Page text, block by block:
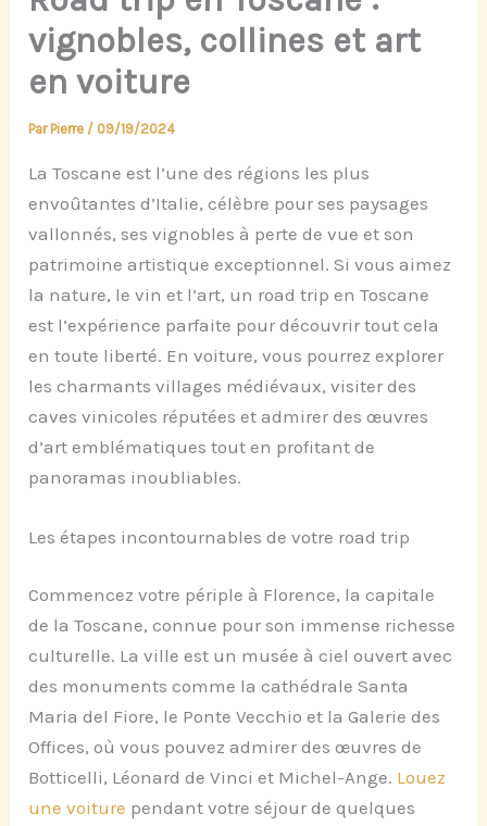
vignobles, collines et art
en voiture
Par Pierre / 09/19/2024
La Toscane est l’une des régions les plus
envoûtantes d’Italie, célèbre pour ses paysages
vallonnés, ses vignobles à perte de vue et son
patrimoine artistique exceptionnel. Si vous aimez
la nature, le vin et l’art, un road trip en Toscane
est l’expérience parfaite pour découvrir tout cela
en toute liberté. En voiture, vous pourrez explorer
les charmants villages médiévaux, visiter des
caves vinicoles réputées et admirer des œuvres
d’art emblématiques tout en profitant de
panoramas inoubliables.
Les étapes incontournables de votre road trip
Commencez votre périple à Florence, la capitale
de la Toscane, connue pour son immense richesse
culturelle. La ville est un musée à ciel ouvert avec
des monuments comme la cathédrale Santa
Maria del Fiore, le Ponte Vecchio et la Galerie des
Offices, où vous pouvez admirer des œuvres de
Botticelli, Léonard de Vinci et Michel-Ange. Louez
une voiture pendant votre séjour de quelques